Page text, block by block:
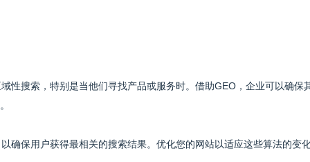
性搜索，特别是当他们寻找产品或服务时。借助GEO，企业可以确保
确保用户获得最相关的搜索结果。优化您的网站以适应这些算法的变